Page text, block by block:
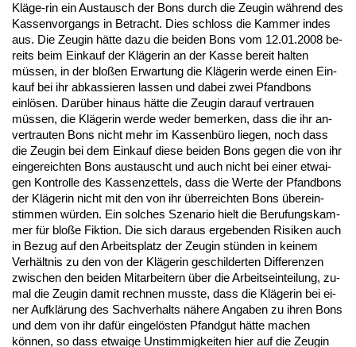
Kläge-rin ein Aus­tausch der Bons durch die Zeu­gin während des
Kas­sen­vor­gangs in Be­tracht. Dies schloss die Kam­mer in­des
aus. Die Zeu­gin hätte da­zu die bei­den Bons vom 12.01.2008 be­
reits beim Ein­kauf der Kläge­rin an der Kas­se be­reit hal­ten
müssen, in der bloßen Er­war­tung die Kläge­rin wer­de ei­nen Ein­
kauf bei ihr ab­kas­sie­ren las­sen und da­bei zwei Pfand­bons
einlösen. Darüber hin­aus hätte die Zeu­gin dar­auf ver­trau­en
müssen, die Kläge­rin wer­de we­der be­mer­ken, dass die ihr an­
ver­trau­ten Bons nicht mehr im Kas­senbüro lie­gen, noch dass
die Zeu­gin bei dem Ein­kauf die­se bei­den Bons ge­gen die von ihr
ein­ge­reich­ten Bons aus­tauscht und auch nicht bei ei­ner et­wai­
gen Kon­trol­le des Kas­sen­zet­tels, dass die Wer­te der Pfand­bons
der Kläge­rin nicht mit den von ihr über­reich­ten Bons übe­rein­
stim­men würden. Ein sol­ches Sze­na­rio hielt die Be­ru­fungs­kam­
mer für bloße Fik­ti­on. Die sich dar­aus er­ge­ben­den Ri­si­ken auch
in Be­zug auf den Ar­beits­platz der Zeu­gin stünden in kei­nem
Verhält­nis zu den von der Kläge­rin ge­schil­der­ten Dif­fe­ren­zen
zwi­schen den bei­den Mit­ar­bei­tern über die Ar­beits­ein­tei­lung, zu­
mal die Zeu­gin da­mit rech­nen muss­te, dass die Kläge­rin bei ei­
ner Aufklärung des Sach­ver­halts nähe­re An­ga­ben zu ih­ren Bons
und dem von ihr dafür ein­gelösten Pfand­gut hätte ma­chen
können, so dass et­wai­ge Un­stim­mig­kei­ten hier auf die Zeu­gin